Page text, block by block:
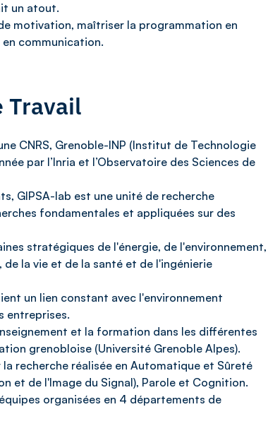
un atout.
motivation, maîtriser la programmation en
communication.
Travail
CNRS, Grenoble-INP (Institut de Technologie
par l’Inria et l’Observatoire des Sciences de
GIPSA-lab est une unité de recherche
fondamentales et appliquées sur des
stratégiques de l'énergie, de l'environnement,
la vie et de la santé et de l'ingénierie
un lien constant avec l'environnement
entreprises.
et la formation dans les différentes
grenobloise (Université Grenoble Alpes).
recherche réalisée en Automatique et Sûreté
et de l'Image du Signal), Parole et Cognition.
organisées en 4 départements de